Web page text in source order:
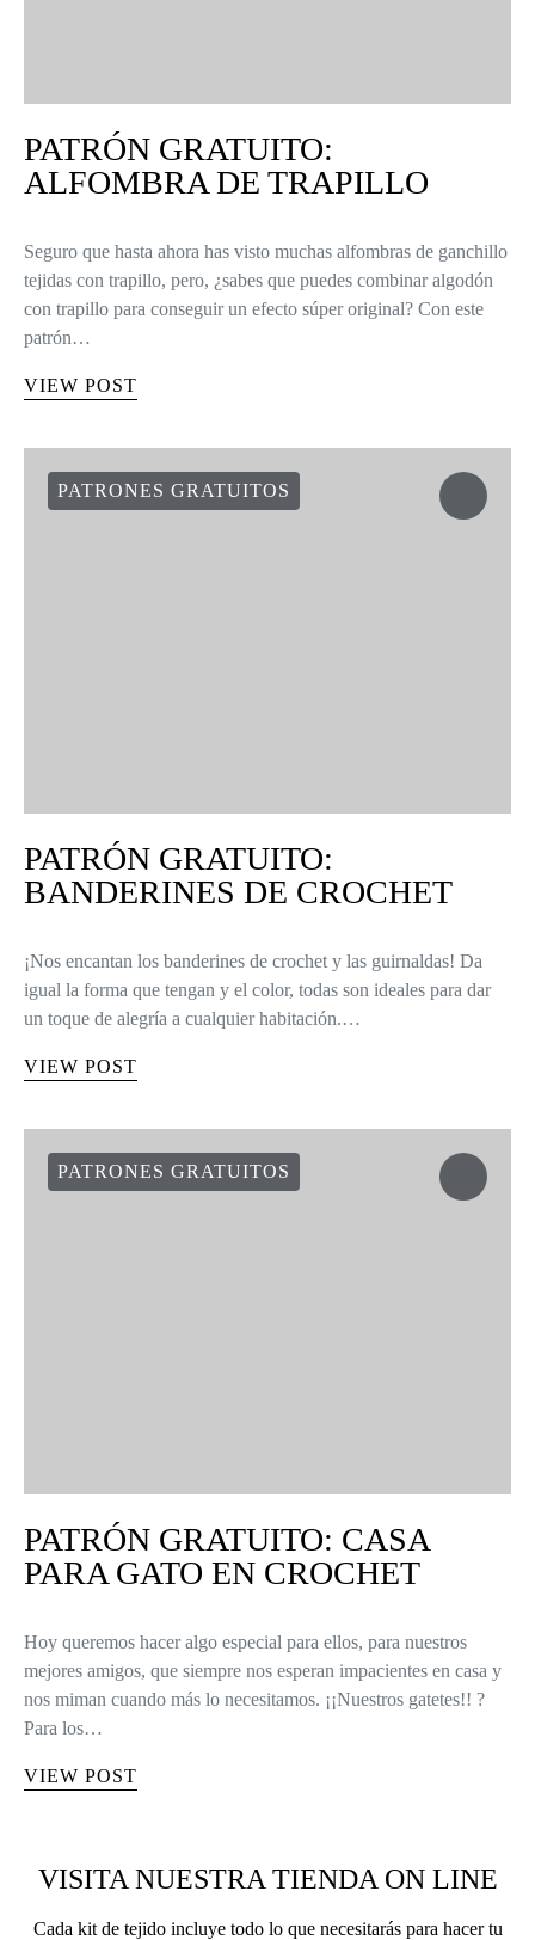
PATRÓN GRATUITO:
ALFOMBRA DE TRAPILLO
Seguro que hasta ahora has visto muchas alfombras de ganchillo
tejidas con trapillo, pero, ¿sabes que puedes combinar algodón
con trapillo para conseguir un efecto súper original? Con este
patrón…
VIEW POST
PATRONES GRATUITOS
PATRÓN GRATUITO:
BANDERINES DE CROCHET
¡Nos encantan los banderines de crochet y las guirnaldas! Da
igual la forma que tengan y el color, todas son ideales para dar
un toque de alegría a cualquier habitación.…
VIEW POST
PATRONES GRATUITOS
PATRÓN GRATUITO: CASA
PARA GATO EN CROCHET
Hoy queremos hacer algo especial para ellos, para nuestros
mejores amigos, que siempre nos esperan impacientes en casa y
nos miman cuando más lo necesitamos. ¡¡Nuestros gatetes!! ?
Para los…
VIEW POST
VISITA NUESTRA TIENDA ON LINE
Cada kit de tejido incluye todo lo que necesitarás para hacer tu